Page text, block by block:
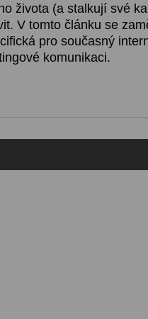
života (a stalkují své
V tomto článku se
pro současný
komunikaci.